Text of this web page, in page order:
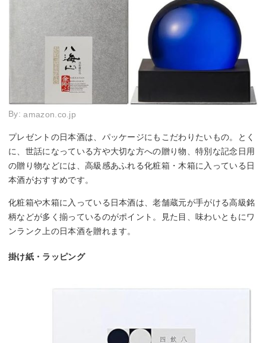
By:amazon.co.jp
プレゼントの日本酒は、パッケージにもこだわりたいもの。とく
に、世話になっている方や大切な方への贈り物、特別な記念日用
の贈り物などには、高級感あふれる化粧箱・木箱に入っている日
本酒がおすすめです。
化粧箱や木箱に入っている日本酒は、老舗蔵元が手がける高級銘
柄などが多く揃っているのがポイント。見た目、味わいともにワ
ンランク上の日本酒を贈れます。
掛け紙・ラッピング